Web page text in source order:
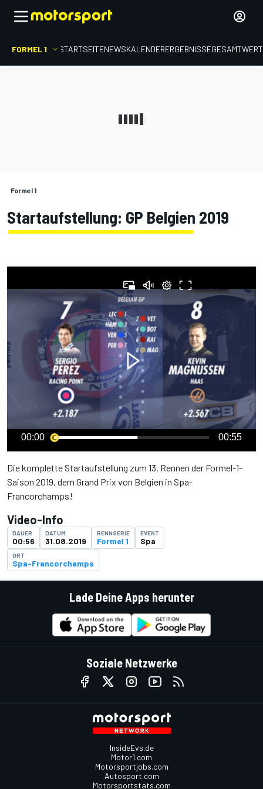
FORMEL 1 STARTSEITENEWSKALENDERERGEBNISSE
Formel 1
Startaufstellung: GP Belgien 2019
00:00 00:55
Die komplette Startaufstellung zum 13. Rennen der Formel-1-
Saison 2019, dem Grand Prix von Belgien in Spa-
Francorchamps!
Video-Info
DAUER
00:56
DATUM
31.08.2019
RENNSERIE
Formel 1
EVENT
Spa
ORT
Spa-Francorchamps
Lade Deine Apps herunter
Soziale Netzwerke
InsideEvs.de
Motor1.com
Motorsportjobs.com
Autosport.com
Motorsportstats.com